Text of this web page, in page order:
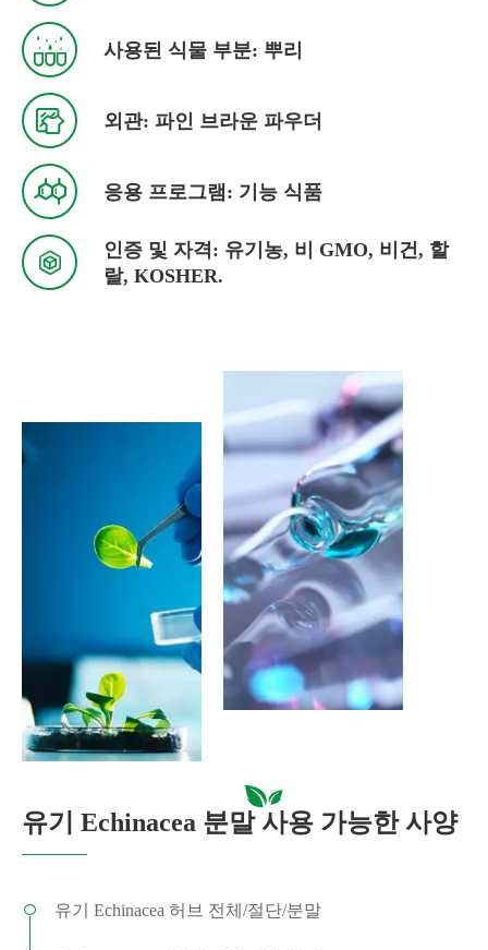
 사용된 식물 부분: 뿌리
 외관: 파인 브라운 파우더
 응용 프로그램: 기능 식품

인증 및 자격: 유기농, 비 GMO, 비건, 할
랄, KOSHER.
유기 Echinacea 분말 사용 가능한 사양
유기 Echinacea 허브 전체/절단/분말